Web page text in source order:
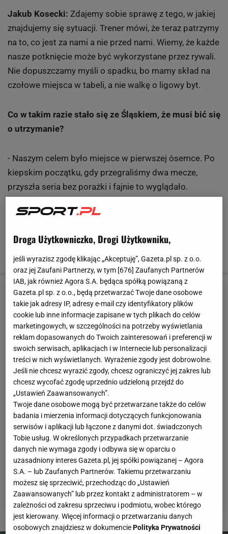
Jakub Kosecki: Zdajemy sobie sprawę z tego, w jakiej
znajdujemy się sytuacji. Trener mówi, że teraz patrzymy
na to, co jest za nami a nie przed nami. Wiemy, że każde
nasze potknięcie może być wykorzystane przez rywali.
Nie dopuszczamy myśli o spadku, bo mamy skład na
czołowe miejsca w tabeli, a nie walkę o ligowy byt.
Co w takim razie stało się ze Śląskiem, że musi bić się
o utrzymanie?
- Naszym celem było miejsce w pierwszej ósemce. Po
kiepskim początku, gdy przegraliśmy dwa mecze,
przyszła seria bez porażki i fajnie to wyglądało.
potem pojawiła się plaga kontuzji. Zaczęły sypać się
kluczowych zawodników. Nie wygrywaliśmy meczów i
teraz musimy bronić się przed spadkiem.
2 z 8
Droga Użytkowniczko, Drogi Użytkowniku,
jeśli wyrazisz zgodę klikając „Akceptuję”, Gazeta.pl sp. z o.o.
oraz jej Zaufani Partnerzy, w tym [676] Zaufanych Partnerów
IAB, jak również Agora S.A. będąca spółką powiązaną z
Gazeta.pl sp. z o.o., będą przetwarzać Twoje dane osobowe
takie jak adresy IP, adresy e-mail czy identyfikatory plików
cookie lub inne informacje zapisane w tych plikach do celów
marketingowych, w szczególności na potrzeby wyświetlania
reklam dopasowanych do Twoich zainteresowań i preferencji w
swoich serwisach, aplikacjach i w Internecie lub personalizacji
treści w nich wyświetlanych. Wyrażenie zgody jest dobrowolne.
Jeśli nie chcesz wyrazić zgody, chcesz ograniczyć jej zakres lub
chcesz wycofać zgodę uprzednio udzieloną przejdź do
„Ustawień Zaawansowanych”.
Twoje dane osobowe mogą być przetwarzane także do celów
badania i mierzenia informacji dotyczących funkcjonowania
serwisów i aplikacji lub łączone z danymi dot. świadczonych
Tobie usług. W określonych przypadkach przetwarzanie
danych nie wymaga zgody i odbywa się w oparciu o
uzasadniony interes Gazeta.pl, jej spółki powiązanej – Agora
S.A. – lub Zaufanych Partnerów. Takiemu przetwarzaniu
możesz się sprzeciwić, przechodząc do „Ustawień
Zaawansowanych” lub przez kontakt z administratorem – w
zależności od zakresu sprzeciwu i podmiotu, wobec którego
jest kierowany. Więcej informacji o przetwarzaniu danych
osobowych znajdziesz w dokumenciePolityka Prywatności